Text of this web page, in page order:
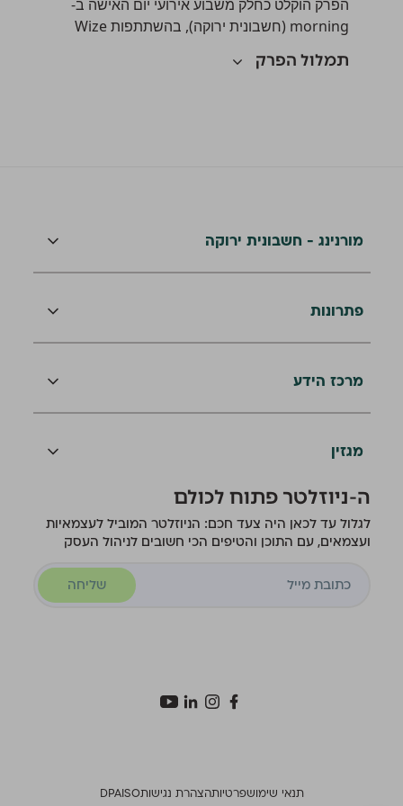
הפרק הוקלט כחלק משבוע אירועי יום האישה ב-
morning (חשבונית ירוקה), בהשתתפות Wize
תמלול הפרק
מורנינג - חשבונית ירוקה
פתרונות
מרכז הידע
מגזין
ה-ניוזלטר פתוח לכולם
לגלול עד לכאן היה צעד חכם: הניוזלטר המוביל לעצמאיות
ועצמאים, עם התוכן והטיפים הכי חשובים לניהול העסק
שליחה
תנאי שימושפרטיותהצהרת נגישותISO
DPA